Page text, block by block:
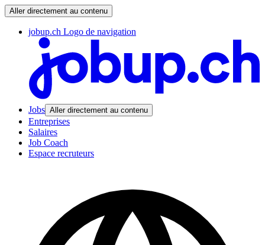
Aller directement au contenu
jobup.ch Logo de navigation
Jobs Aller directement au contenu
Entreprises
Salaires
Job Coach
Espace recruteurs